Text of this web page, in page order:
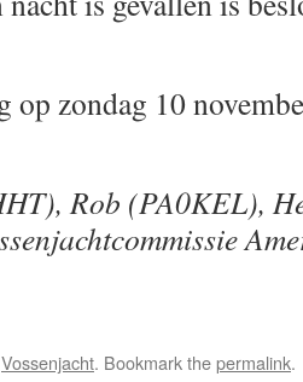
op zondag 10
Rob (PA0KEL),
Vossenjacht. Bookmark thepermalink.